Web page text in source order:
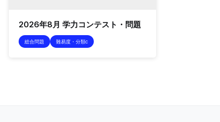
2026年8月 学力コンテスト・問題
総合問題 難易度・分類c